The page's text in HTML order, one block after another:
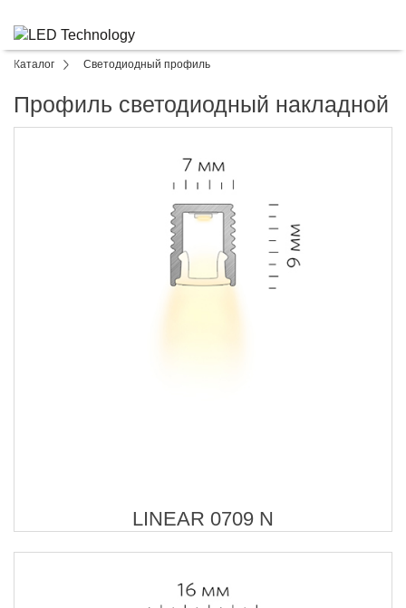
Каталог Светодиодный профиль
Профиль светодиодный накладной
LINEAR 0709 N